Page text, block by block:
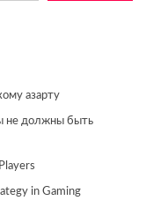
азарту
не должны быть
in Gaming